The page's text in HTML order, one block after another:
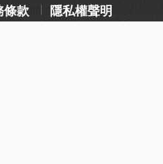
條款 隱私權聲明